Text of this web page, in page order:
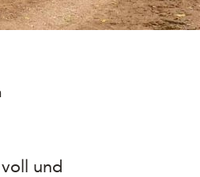
und